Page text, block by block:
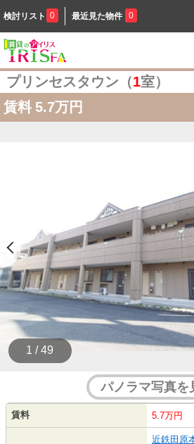
検討リスト 0 最近見た物件 0
プリンセスタウン（1室）
賃料 5.7万円
1 / 49
パノラマ写真を
賃料 5.7万円
近鉄田原